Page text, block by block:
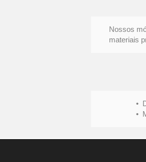
Nossos
materiais
• Design
•